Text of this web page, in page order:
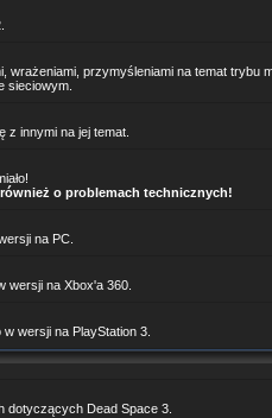
wrażeniami, przymyśleniami na temat trybu
sieciowym.
z innymi na jej temat.
o problemach technicznych!
na PC.
wersji na Xbox'a 360.
wersji na PlayStation 3.
dotyczących Dead Space 3.